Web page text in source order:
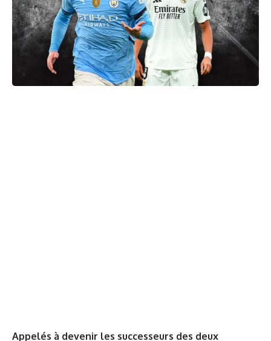
Appelés à devenir les successeurs des deux